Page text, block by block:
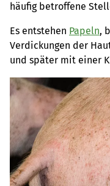
häufig betroffene
Es entstehen Papeln,
Verdickungen der
und später mit einer